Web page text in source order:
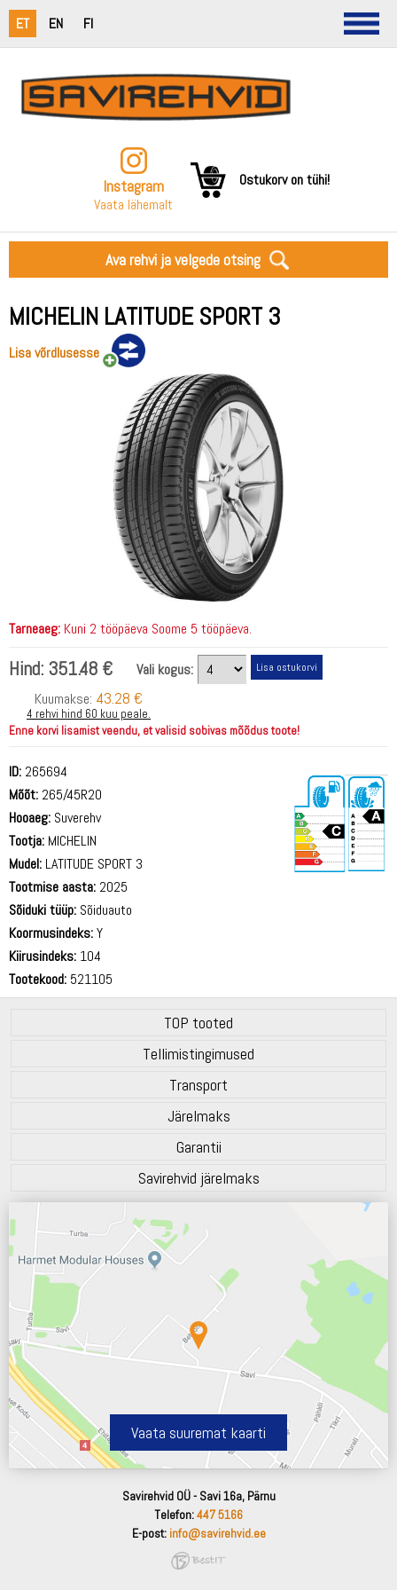
ET EN FI
Instagram
Vaata lähemalt
Ostukorv on tühi!
Ava rehvi ja velgede otsing
MICHELIN LATITUDE SPORT 3
Lisa võrdlusesse
Tarneaeg: Kuni 2 tööpäeva Soome 5 tööpäeva.
Hind: 351.48 €
Vali kogus:
Kuumakse: 43.28 €
4 rehvi hind 60 kuu peale.
Enne korvi lisamist veendu, et valisid sobivas mõõdus toote!
ID: 265694
Mõõt: 265/45R20
Hooaeg: Suverehv
Tootja: MICHELIN
Mudel: LATITUDE SPORT 3
Tootmise aasta: 2025
Sõiduki tüüp: Sõiduauto
Koormusindeks:Y
Kiirusindeks: 104
Tootekood: 521105
TOP tooted
Tellimistingimused
Transport
Järelmaks
Garantii
Savirehvid järelmaks
Vaata suuremat kaarti
Savirehvid OÜ - Savi 16a, Pärnu
Telefon:447 5166
E-post: info@savirehvid.ee